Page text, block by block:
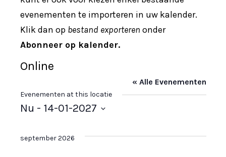
evenementen te importeren in uw kalender.
Klik dan op bestand exporteren onder
Abonneer op kalender.
Online
« Alle Evenementen
Evenementen at this locatie
Nu - 14-01-2027
e
september 2026